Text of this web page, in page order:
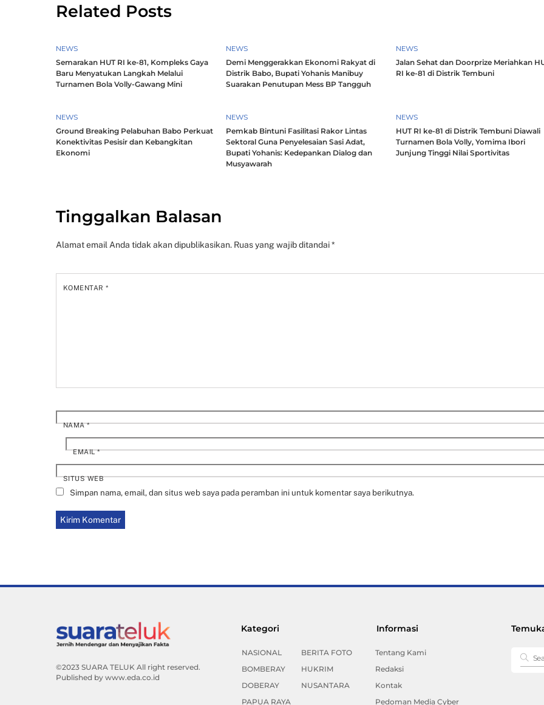
Related Posts
NEWS
Semarakan HUT RI ke-81, Kompleks Gaya
Baru Menyatukan Langkah Melalui
Turnamen Bola Volly-Gawang Mini
NEWS
Demi Menggerakkan Ekonomi Rakyat di
Distrik Babo, Bupati Yohanis Manibuy
Suarakan Penutupan Mess BP Tangguh
NEWS
Jalan Sehat dan Doorprize Meriahkan
RI ke-81 di Distrik Tembuni
NEWS
Ground Breaking Pelabuhan Babo Perkuat
Konektivitas Pesisir dan Kebangkitan
Ekonomi
NEWS
Pemkab Bintuni Fasilitasi Rakor Lintas
Sektoral Guna Penyelesaian Sasi Adat,
Bupati Yohanis: Kedepankan Dialog dan
Musyawarah
NEWS
HUT RI ke-81 di Distrik Tembuni Diawali
Turnamen Bola Volly, Yomima Ibori
Junjung Tinggi Nilai Sportivitas
Tinggalkan Balasan
Alamat email Anda tidak akan dipublikasikan. Ruas yang wajib ditandai*
KOMENTAR*
NAMA*
EMAIL*
SITUS WEB
Simpan nama, email, dan situs web saya pada peramban ini untuk komentar saya berikutnya.
Back
To
©2023 SUARA TELUK All right reserved.
Published by www.eda.co.id
Kategori
NASIONAL
BOMBERAY
DOBERAY
PAPUA RAYA
BERITA FOTO
HUKRIM
NUSANTARA
Informasi
Tentang Kami
Redaksi
Kontak
Pedoman Media Cyber